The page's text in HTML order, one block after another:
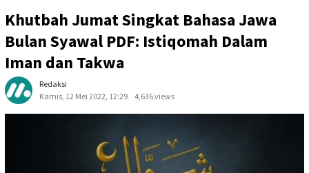
Khutbah Jumat Singkat Bahasa Jawa
Bulan Syawal PDF: Istiqomah Dalam
Iman dan Takwa
Redaksi
Kamis, 12 Mei 2022, 12:29
4,636 views